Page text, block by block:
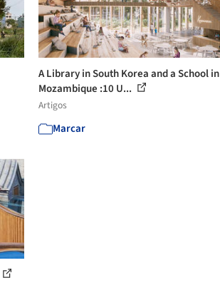
A Library in South Korea and a School in
Mozambique :10 U...
Artigos
Marcar